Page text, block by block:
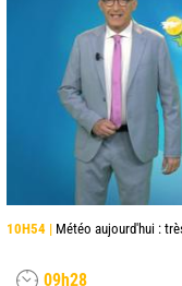
10H54 | Météo aujourd'hui : très
09h28